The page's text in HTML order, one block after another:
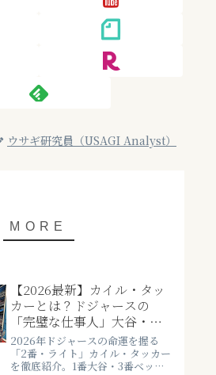
ウサギ研究員（USAGI Analyst）
【2026最新】カイル・タッ
カーとは？ドジャースの
「完璧な仕事人」大谷・ベ
ッツ・フリーマンと組む“史
上最強の2番”を徹底解説
2026年ドジャースの命運を握る
「2番・ライト」カイル・タッカー
を徹底紹介。1番大谷・3番ベッツ